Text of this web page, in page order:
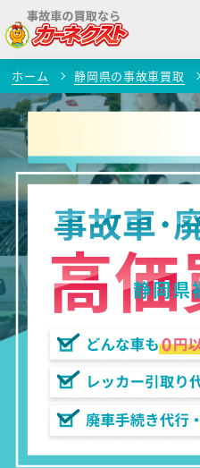
ホーム 静岡県の事故車買取
静岡県